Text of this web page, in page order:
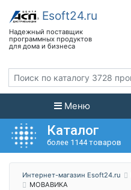
Меню
Каталог
более 1144 товаров
Интернет-магазин Esoft24.ru
МОВАВИКА